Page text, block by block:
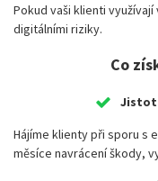
Pokud vaši klienti
digitálními riziky.
Co
Hájíme klienty při sporu s
měsíce navrácení škody,